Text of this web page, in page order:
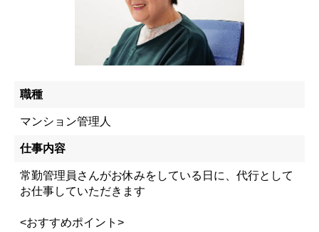
職種
マンション管理人
仕事内容
常勤管理員さんがお休みをしている日に、代行として
お仕事していただきます
<おすすめポイント>